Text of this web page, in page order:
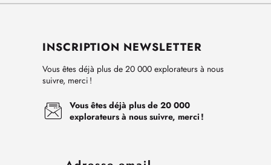
INSCRIPTION NEWSLETTER
Vous êtes déjà plus de 20 000 explorateurs à nous
suivre, merci !
Vous êtes déjà plus de 20 000
explorateurs à nous suivre, merci !